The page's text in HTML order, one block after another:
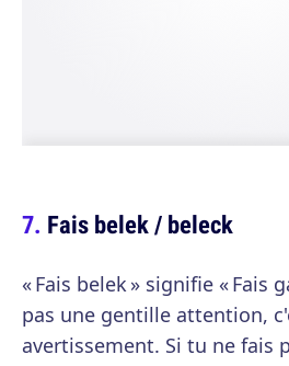
Fais belek / beleck
« Fais belek » signifie « Fais
pas une gentille attention,
avertissement. Si tu ne fais